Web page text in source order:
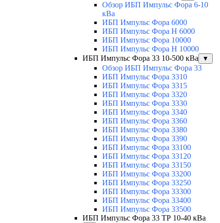
Обзор ИБП Импульс Фора 6-10
кВа
ИБП Импульс Фора 6000
ИБП Импульс Фора H 6000
ИБП Импульс Фора 10000
ИБП Импульс Фора H 10000
ИБП Импульс Фора 33 10-500 кВа
▼
Обзор ИБП Импульс Фора 33
ИБП Импульс Фора 3310
ИБП Импульс Фора 3315
ИБП Импульс Фора 3320
ИБП Импульс Фора 3330
ИБП Импульс Фора 3340
ИБП Импульс Фора 3360
ИБП Импульс Фора 3380
ИБП Импульс Фора 3390
ИБП Импульс Фора 33100
ИБП Импульс Фора 33120
ИБП Импульс Фора 33150
ИБП Импульс Фора 33200
ИБП Импульс Фора 33250
ИБП Импульс Фора 33300
ИБП Импульс Фора 33400
ИБП Импульс Фора 33500
ИБП Импульс Фора 33 ТР 10-40 кВа